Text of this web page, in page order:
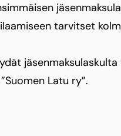
tarvitset
Latu ry”.